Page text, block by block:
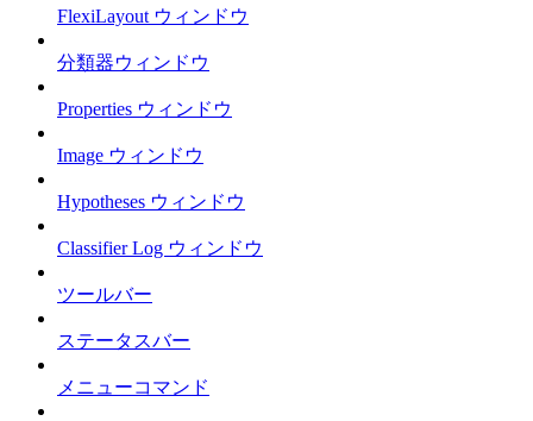
FlexiLayout ウィンドウ
分類器ウィンドウ
Properties ウィンドウ
Image ウィンドウ
Hypotheses ウィンドウ
Classifier Log ウィンドウ
ツールバー
ステータスバー
メニューコマンド